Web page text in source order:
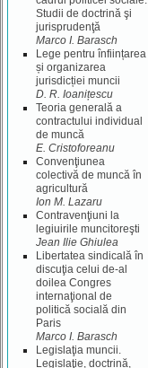
Studii de doctrină şi
jurisprudenţă
Marco I. Barasch
Lege pentru înființarea
și organizarea
jurisdicției muncii
D. R. Ioanițescu
Teoria generală a
contractului individual
de muncă
E. Cristoforeanu
Convenţiunea
colectivă de muncă în
agricultură
Ion M. Lazaru
Contravenţiuni la
legiuirile muncitoreşti
Jean Ilie Ghiulea
Libertatea sindicală în
discuţia celui de-al
doilea Congres
internaţional de
politică socială din
Paris
Marco I. Barasch
Legislaţia muncii.
Legislaţie, doctrină,